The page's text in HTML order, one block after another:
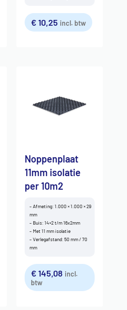
€10,25 incl. btw
Noppenplaat
11mm isolatie
per 10m2
– Afmeting: 1.000 × 1.000 × 29
mm
– Buis: 14×2 t/m 16x2mm
– Met 11 mm isolatie
– Verlegafstand: 50 mm / 70
mm
€145,08 incl.
btw